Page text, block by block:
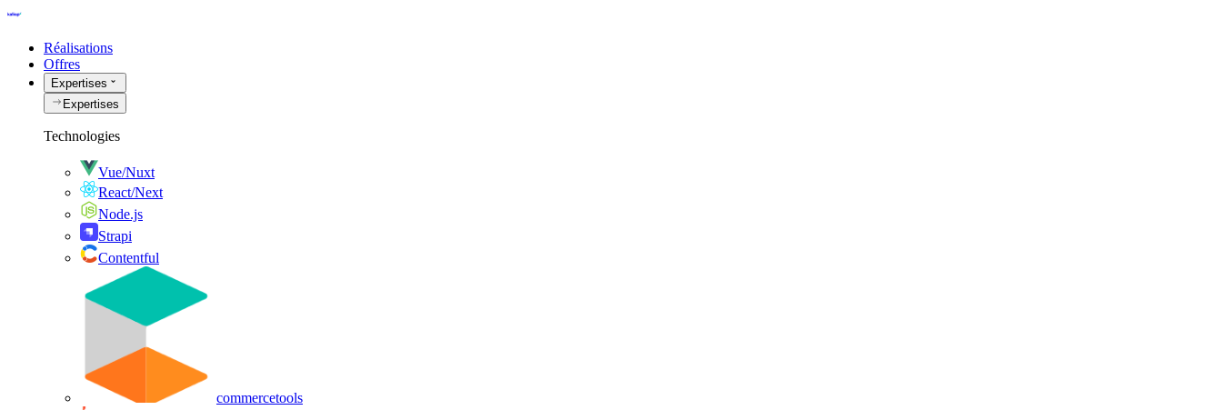
Réalisations
Offres
Expertises
Expertises
Technologies
Vue/Nuxt
React/Next
Node.js
Strapi
Contentful
commercetools